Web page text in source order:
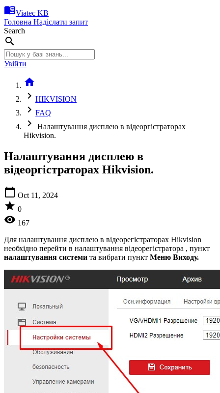
menu_bookViatec KB
Головна Надіслати запит
Search
search
Увійти
home
chevron_right HIKVISION
chevron_right FAQ
chevron_right
Налаштування дисплею в відеоргістраторах
Hikvision.
Налаштування дисплею в
відеоргістраторах Hikvision.
calendar_today Oct 11, 2024
star 0
visibility 167
Для налаштування дисплею в відеорегістраторах Hikvision
необхідно перейти в налаштування відеорегістратора , пункт
налаштування системи та вибрати пункт Меню Виходу.